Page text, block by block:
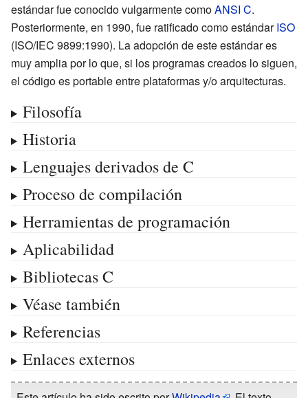
estándar fue conocido vulgarmente comoANSI C.
Posteriormente, en 1990, fue ratificado como estándarISO
(ISO/IEC 9899:1990). La adopción de este estándar es
muy amplia por lo que, si los programas creados lo siguen,
el código es portable entre plataformas y/o arquitecturas.
Filosofía
Historia
Lenguajes derivados de C
Proceso de compilación
Herramientas de programación
Aplicabilidad
Bibliotecas C
Véase también
Referencias
Enlaces externos